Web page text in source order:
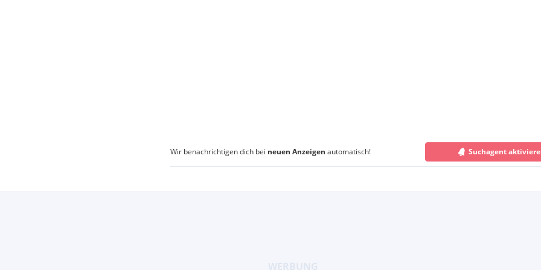
Wir benachrichtigen dich bei neuen Anzeigen automatisch! Suchagent